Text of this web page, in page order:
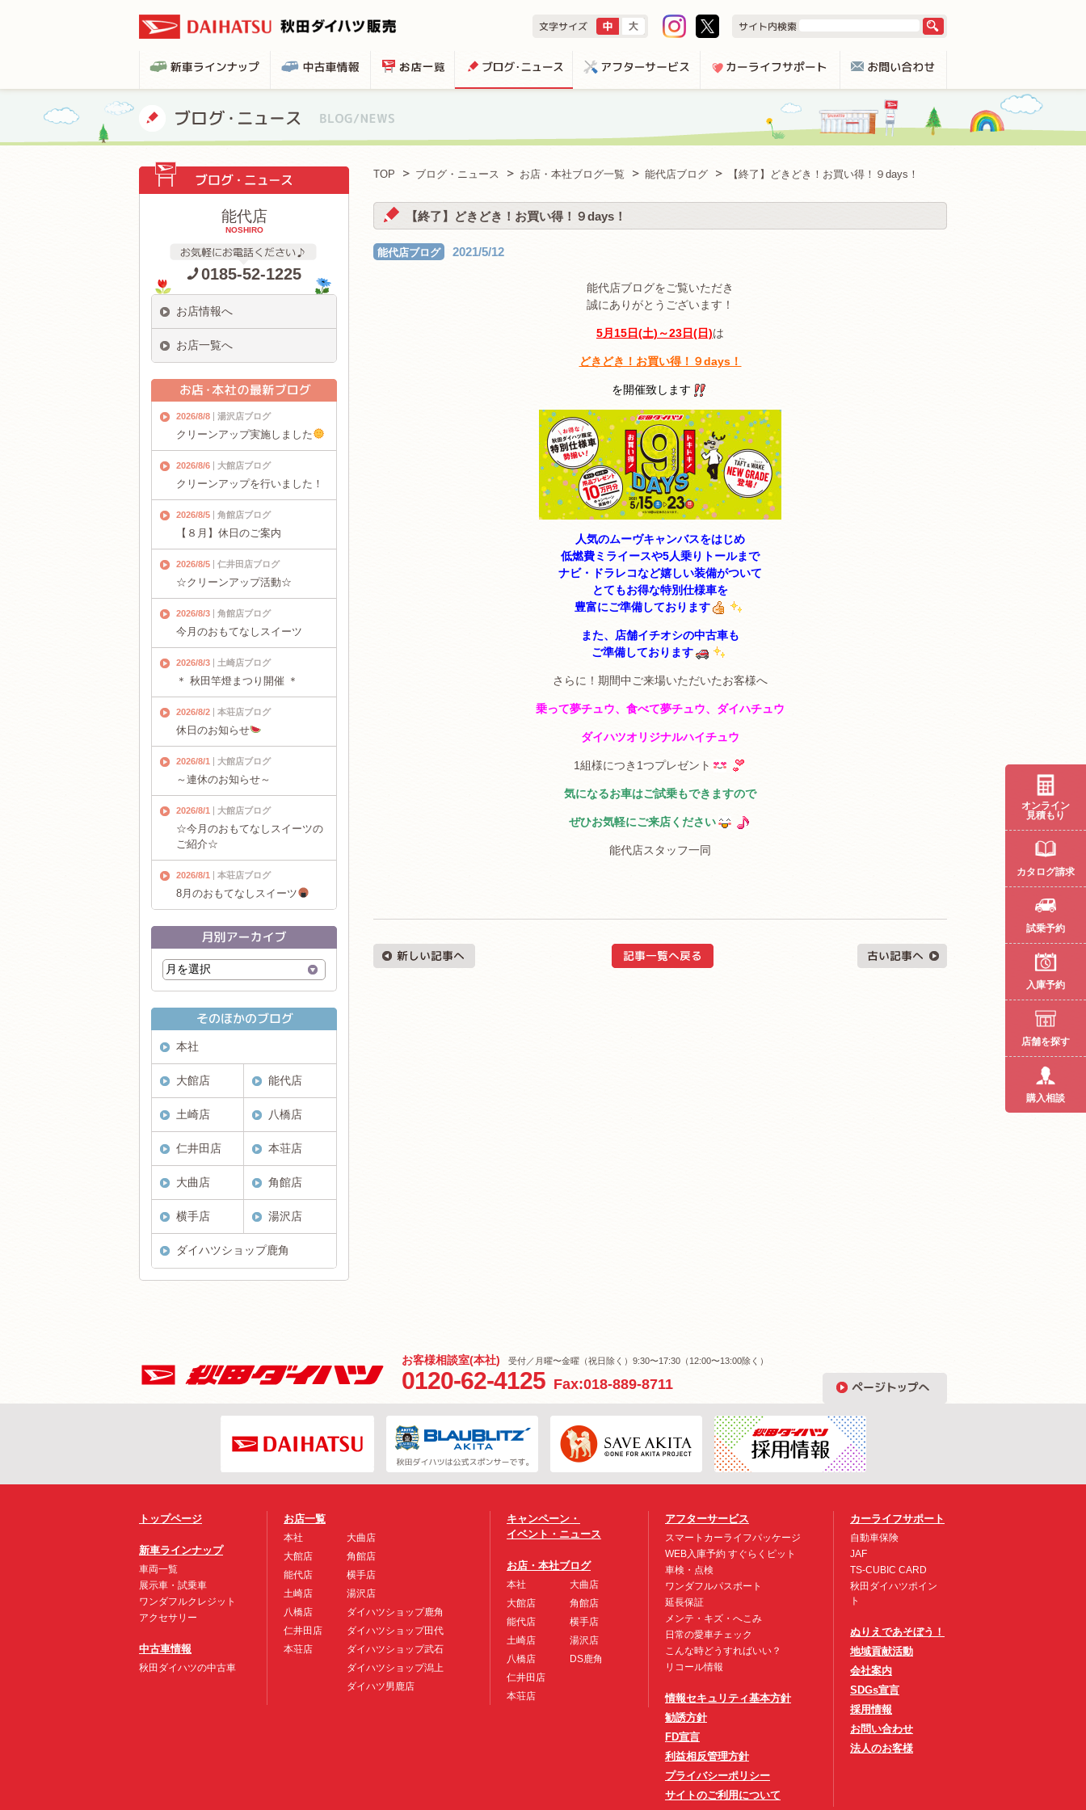
TOP ブログ・ニュース お店・本社ブログ一覧 能代店ブログ 【終了】どきどき！お買い得！９days！
【終了】どきどき！お買い得！９days！
能代店ブログ 2021/5/12
能代店ブログをご覧いただき
誠にありがとうございます！
5月15日(土)～23日(日)は
どきどき！お買い得！９days！
を開催致します
人気のムーヴキャンバスをはじめ
低燃費ミライースや5人乗りトールまで
ナビ・ドラレコなど嬉しい装備がついて
とてもお得な特別仕様車を
豊富にご準備しております
また、店舗イチオシの中古車も
ご準備しております
さらに！期間中ご来場いただいたお客様へ
乗って夢チュウ、食べて夢チュウ、ダイハチュウ
ダイハツオリジナルハイチュウ
1組様につき1つプレゼント
気になるお車はご試乗もできますので
ぜひお気軽にご来店ください
能代店スタッフ一同
能代店
NOSHIRO
0185-52-1225
お店情報へ
お店一覧へ
2026/8/8 湯沢店ブログ
クリーンアップ実施しました
2026/8/6 大館店ブログ
クリーンアップを行いました！
2026/8/5 角館店ブログ
【８月】休日のご案内
2026/8/5 仁井田店ブログ
☆クリーンアップ活動☆
2026/8/3 角館店ブログ
今月のおもてなしスイーツ
2026/8/3 土崎店ブログ
＊ 秋田竿燈まつり開催 ＊
2026/8/2 本荘店ブログ
休日のお知らせ
2026/8/1 大館店ブログ
～連休のお知らせ～
2026/8/1 大館店ブログ
☆今月のおもてなしスイーツの
ご紹介☆
2026/8/1 本荘店ブログ
8月のおもてなしスイーツ
本社
大館店 能代店
土崎店 八橋店
仁井田店 本荘店
大曲店 角館店
横手店 湯沢店
ダイハツショップ鹿角
お客様相談室(本社) 受付／月曜〜金曜（祝日除く）9:30〜17:30（12:00〜13:00除く）
0120-62-4125 Fax:018-889-8711
トップページ
新車ラインナップ
車両一覧
展示車・試乗車
ワンダフルクレジット
アクセサリー
中古車情報
秋田ダイハツの中古車
お店一覧
本社
大館店
能代店
土崎店
八橋店
仁井田店
本荘店
大曲店
角館店
横手店
湯沢店
ダイハツショップ鹿角
ダイハツショップ田代
ダイハツショップ武石
ダイハツショップ潟上
ダイハツ男鹿店
キャンペーン・
イベント・ニュース
お店・本社ブログ
本社
大館店
能代店
土崎店
八橋店
仁井田店
本荘店
大曲店
角館店
横手店
湯沢店
DS鹿角
アフターサービス
スマートカーライフパッケージ
WEB入庫予約 すぐらくピット
車検・点検
ワンダフルパスポート
延長保証
メンテ・キズ・へこみ
日常の愛車チェック
こんな時どうすればいい？
リコール情報
情報セキュリティ基本方針
勧誘方針
FD宣言
利益相反管理方針
プライバシーポリシー
サイトのご利用について
カーライフサポート
自動車保険
JAF
TS-CUBIC CARD
秋田ダイハツポイン
ト
ぬりえであそぼう！
地域貢献活動
会社案内
SDGs宣言
採用情報
お問い合わせ
法人のお客様
オンライン
見積もり
カタログ請求
試乗予約
入庫予約
店舗を探す
購入相談